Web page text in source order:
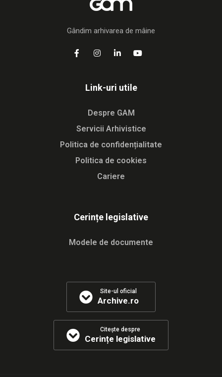
Gândim arhivarea de mâine
Link-uri utile
Despre GAM
Servicii Arhivistice
Politica de confidențialitate
Politica de cookies
Cariere
Cerințe legislative
Modele de documente
Site-ul oficial
Archive.ro
Citește despre
Cerințe legislative